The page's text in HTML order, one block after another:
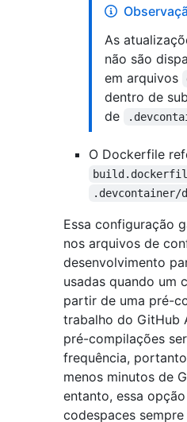
As
não são
em arquivos
dentro de
de
O Dockerfile
.devcontainer/
Essa configuração
nos arquivos de
desenvolvimento
usadas quando um
partir de uma pré-
trabalho do GitHub
pré-compilações
frequência,
menos minutos de
entanto, essa
codespaces